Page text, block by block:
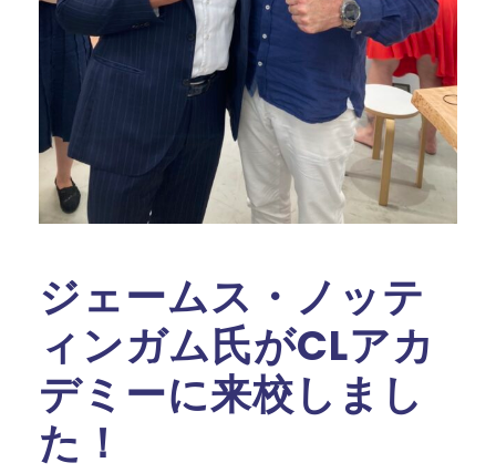
ジェームス・ノッテ
ィンガム氏がCLアカ
デミーに来校しまし
た！